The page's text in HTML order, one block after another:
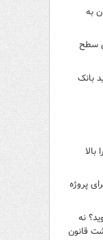
به
سطح
بانک
پروژه
نه
قانون